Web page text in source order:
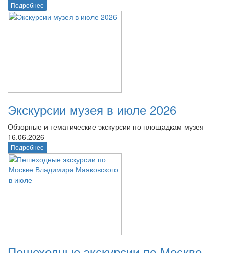
Подробнее
Экскурсии музея в июле 2026
Обзорные и тематические экскурсии по площадкам музея
16.06.2026
Подробнее